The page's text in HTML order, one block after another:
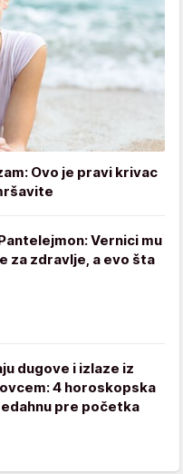
Ovo je pravi krivac
Vernici mu
za zdravlje, a evo šta
dugove i izlaze iz
4 horoskopska
pre početka